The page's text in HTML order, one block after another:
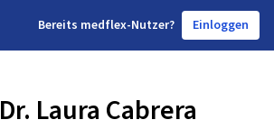
Bereits medflex-Nutzer? Einloggen
Dr. Laura Cabrera